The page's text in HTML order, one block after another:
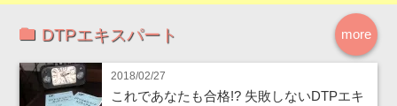
more
DTPエキスパート
2018/02/27
これであなたも合格!? 失敗しないDTPエキ